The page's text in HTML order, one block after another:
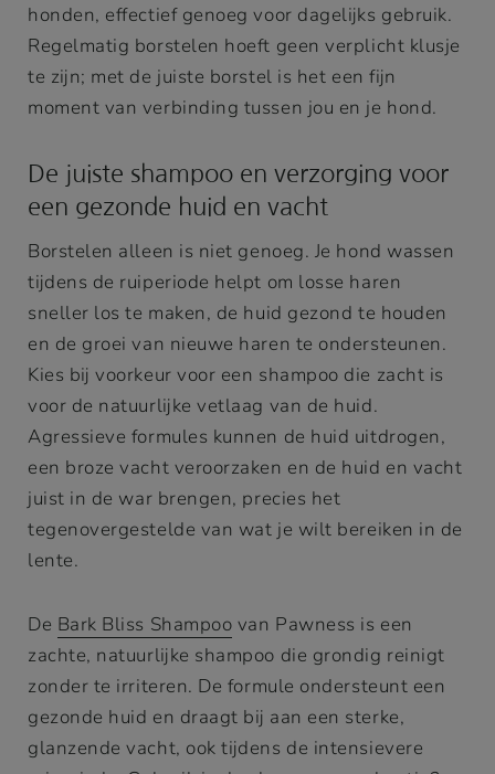
honden, effectief genoeg voor dagelijks gebruik.
Regelmatig borstelen hoeft geen verplicht klusje
te zijn; met de juiste borstel is het een fijn
moment van verbinding tussen jou en je hond.
De juiste shampoo en verzorging voor
een gezonde huid en vacht
Borstelen alleen is niet genoeg. Je hond wassen
tijdens de ruiperiode helpt om losse haren
sneller los te maken, de huid gezond te houden
en de groei van nieuwe haren te ondersteunen.
Kies bij voorkeur voor een shampoo die zacht is
voor de natuurlijke vetlaag van de huid.
Agressieve formules kunnen de huid uitdrogen,
een broze vacht veroorzaken en de huid en vacht
juist in de war brengen, precies het
tegenovergestelde van wat je wilt bereiken in de
lente.
De Bark Bliss Shampoo van Pawness is een
zachte, natuurlijke shampoo die grondig reinigt
zonder te irriteren. De formule ondersteunt een
gezonde huid en draagt bij aan een sterke,
glanzende vacht, ook tijdens de intensievere